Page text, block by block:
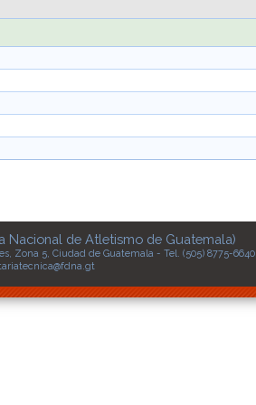
Nacional de Atletismo de Guatemala)
Zona 5, Ciudad de Guatemala - Tel. (505) 8775-6640